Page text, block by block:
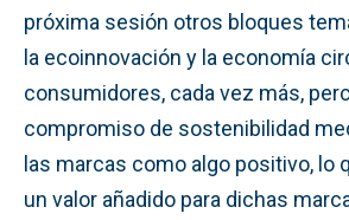
próxima sesión otros bloques
la ecoinnovación y la economía
consumidores, cada vez más,
compromiso de sostenibilidad
las marcas como algo positivo, lo
un valor añadido para dichas